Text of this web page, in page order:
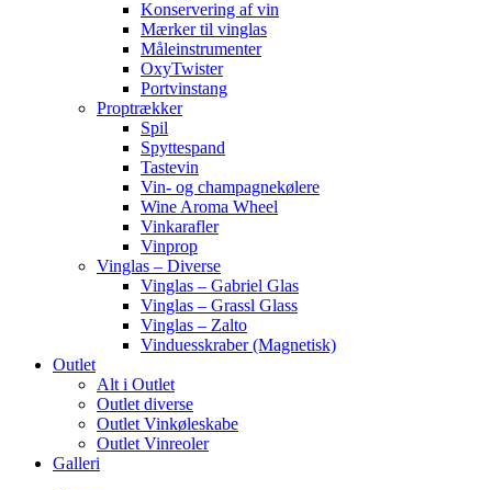
Konservering af vin
Mærker til vinglas
Måleinstrumenter
OxyTwister
Portvinstang
Proptrækker
Spil
Spyttespand
Tastevin
Vin- og champagnekølere
Wine Aroma Wheel
Vinkarafler
Vinprop
Vinglas – Diverse
Vinglas – Gabriel Glas
Vinglas – Grassl Glass
Vinglas – Zalto
Vinduesskraber (Magnetisk)
Outlet
Alt i Outlet
Outlet diverse
Outlet Vinkøleskabe
Outlet Vinreoler
Galleri